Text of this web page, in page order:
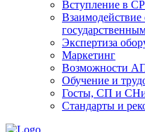
Вступление в
Экспертиза
Маркетинг
Возможности
Обучение и
Госты, СП и
Стандарты и